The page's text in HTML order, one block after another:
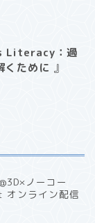
Literacy：過
くために 』
ノーコー
オンライン配信